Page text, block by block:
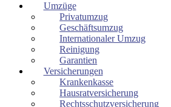
Umzüge
Privatumzug
Geschäftsumzug
Internationaler Umzug
Reinigung
Garantien
Versicherungen
Krankenkasse
Hausratversicherung
Rechtsschutzversicherung